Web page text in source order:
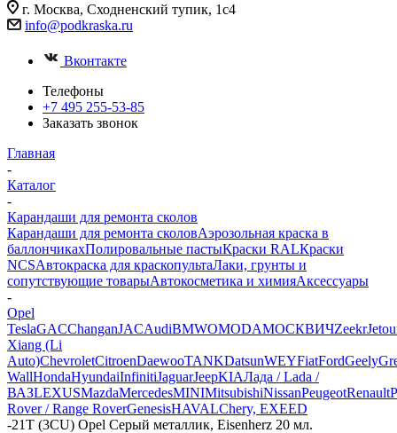
г. Москва, Сходненский тупик, 1с4
info@podkraska.ru
Вконтакте
Телефоны
+7 495 255-53-85
Заказать звонок
Главная
-
Каталог
-
Карандаши для ремонта сколов
Карандаши для ремонта сколовАэрозольная краска в
баллончикахПолировальные пастыКраски RALКраски
NCSАвтокраска для краскопультаЛаки, грунты и
сопутствующие товарыАвтокосметика и химияАксессуары
-
Opel
TeslaGACChanganJACAudiBMWOMODAМОСКВИЧZeekr
Xiang (Li
Auto)ChevroletCitroenDaewooTANKDatsunWEYFiatFordGeely
WallHondaHyundaiInfinitiJaguarJeepKIAЛада / Lada /
ВАЗLEXUSMazdaMercedesMINIMitsubishiNissanPeugeotRenault
Rover / Range RoverGenesisHAVALChery, EXEED
-21T (3CU) Opel Серый металлик, Eisenherz 20 мл.